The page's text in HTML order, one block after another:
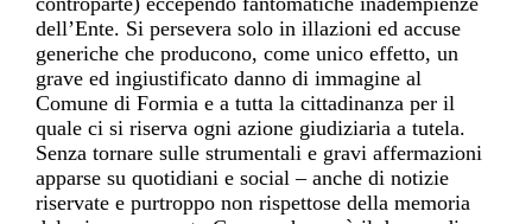
dell’Ente. Si persevera solo in illazioni ed accuse
generiche che producono, come unico effetto, un
grave ed ingiustificato danno di immagine al
Comune di Formia e a tutta la cittadinanza per il
quale ci si riserva ogni azione giudiziaria a tutela.
Senza tornare sulle strumentali e gravi affermazioni
apparse su quotidiani e social – anche di notizie
riservate e purtroppo non rispettose della memoria